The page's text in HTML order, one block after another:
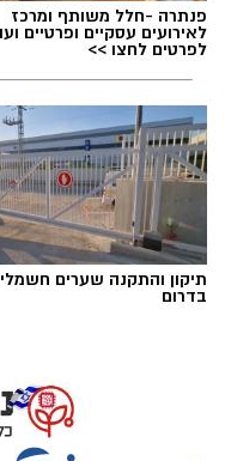
להפחתת העומס
תמיכה ומענה
לאחרונה הסתיימה
משפחה המטפלים
פרי יוזמתם
שחר יגר וענבל
הוותיקים באגף
מטפל הוא תפקיד
ומשאבים שאף אחד
להיות בו. קבוצה
מקצוע חובה חדש
פיננסי בחטיבות
פנתרה -חלל משותף ומרכז
לאירועים עסקיים ופרטיים
לפרטים לחצו >>
תיקון והתקנה שערים
בדרום